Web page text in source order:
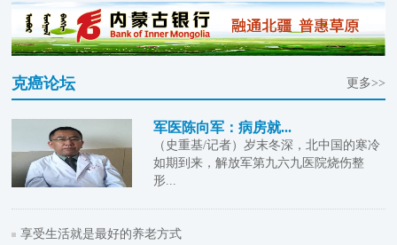
克癌论坛 更多>>
军医陈向军：病房就...
（史重基/记者）岁末冬深，北中国的寒冷
如期到来，解放军第九六九医院烧伤整
形...
享受生活就是最好的养老方式